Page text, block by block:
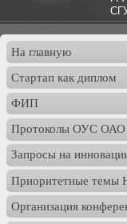
На главную
Стартап как диплом
ФИП
Протоколы ОУС ОАО
Запросы на
Приоритетные темы
Организация